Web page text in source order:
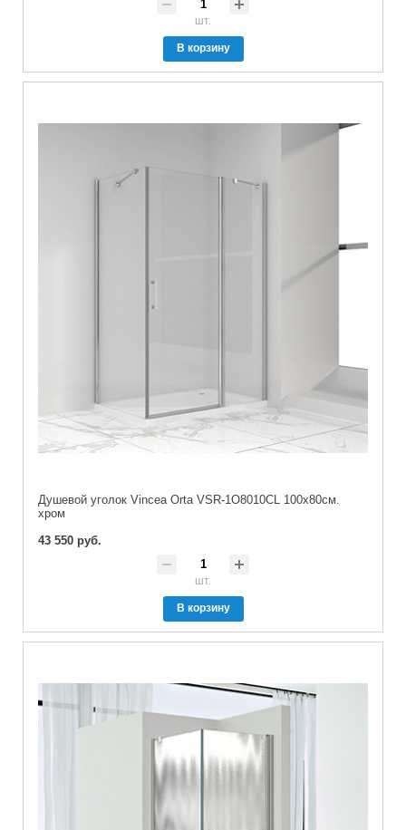
шт.
В корзину
Душевой уголок Vincea Orta VSR-1O8010CL 100х80см.
хром
43 550 руб.
шт.
В корзину